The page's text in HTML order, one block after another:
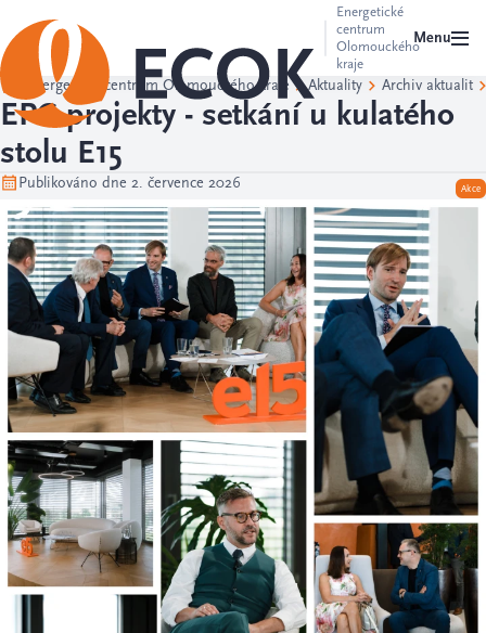
Energetické
centrum
Olomouckého
kraje
Menu
EPC projekty - setkání u kulatého
stolu E15
Energetické centrum Olomouckého kraje Aktuality Archiv aktualit
Publikováno dne 2. července 2026 Akce